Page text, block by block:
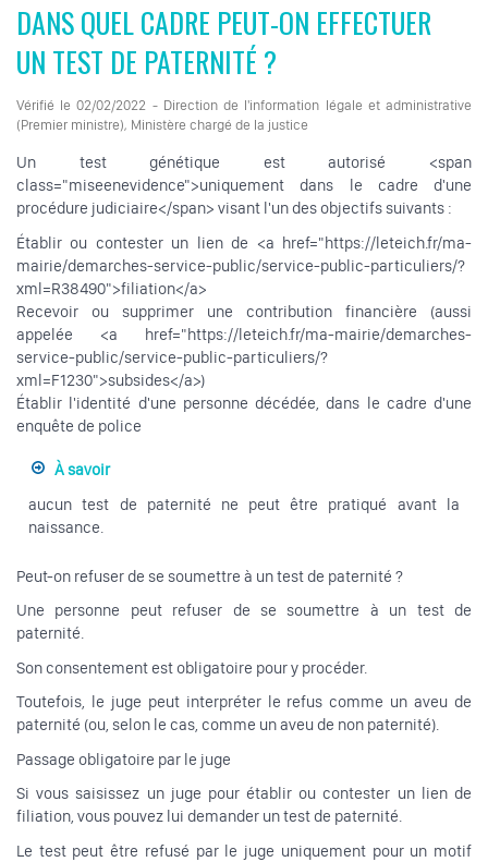
DANS QUEL CADRE PEUT-ON EFFECTUER
UN TEST DE PATERNITÉ ?
Vérifié le 02/02/2022 - Direction de l'information légale et administrative
(Premier ministre), Ministère chargé de la justice
Un test génétique est autorisé <span
class="miseenevidence">uniquement dans le cadre d'une
procédure judiciaire</span> visant l'un des objectifs suivants :
Établir ou contester un lien de <a href="https://leteich.fr/ma-
mairie/demarches-service-public/service-public-particuliers/?
xml=R38490">filiation</a>
Recevoir ou supprimer une contribution financière (aussi
appelée <a href="https://leteich.fr/ma-mairie/demarches-
service-public/service-public-particuliers/?
xml=F1230">subsides</a>)
Établir l'identité d'une personne décédée, dans le cadre d'une
enquête de police
À savoir
aucun test de paternité ne peut être pratiqué avant la
naissance.
Peut-on refuser de se soumettre à un test de paternité ?
Une personne peut refuser de se soumettre à un test de
paternité.
Son consentement est obligatoire pour y procéder.
Toutefois, le juge peut interpréter le refus comme un aveu de
paternité (ou, selon le cas, comme un aveu de non paternité).
Passage obligatoire par le juge
Si vous saisissez un juge pour établir ou contester un lien de
filiation, vous pouvez lui demander un test de paternité.
Le test peut être refusé par le juge uniquement pour un motif